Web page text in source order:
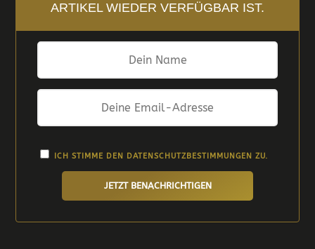
ARTIKEL WIEDER VERFÜGBAR IST.
ICH STIMME DEN DATENSCHUTZBESTIMMUNGEN ZU.
JETZT BENACHRICHTIGEN